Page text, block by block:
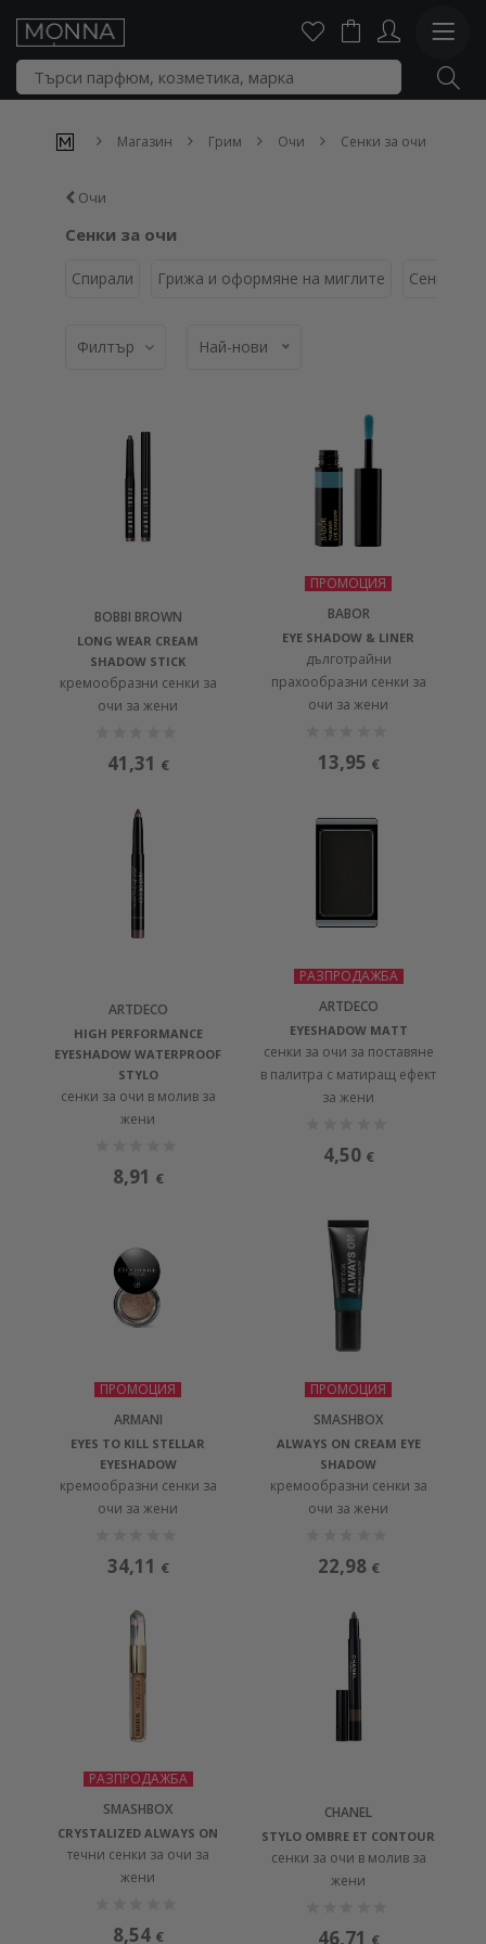
Магазин Грим Очи Сенки за очи
Очи
Сенки за очи
Спирали Грижа и оформяне на миглите Сенки за
Филтър Най-нови
BOBBI BROWN
LONG WEAR CREAM
SHADOW STICK
кремообразни сенки за
очи за жени
41,31 €
ПРОМОЦИЯ
BABOR
EYE SHADOW & LINER
дълготрайни
прахообразни сенки за
очи за жени
13,95 €
ARTDECO
HIGH PERFORMANCE
EYESHADOW WATERPROOF
STYLO
сенки за очи в молив за
жени
8,91 €
РАЗПРОДАЖБА
ARTDECO
EYESHADOW MATT
сенки за очи за поставяне
в палитра с матиращ ефект
за жени
4,50 €
ПРОМОЦИЯ
ARMANI
EYES TO KILL STELLAR
EYESHADOW
кремообразни сенки за
очи за жени
34,11 €
ПРОМОЦИЯ
SMASHBOX
ALWAYS ON CREAM EYE
SHADOW
кремообразни сенки за
очи за жени
22,98 €
РАЗПРОДАЖБА
SMASHBOX
CRYSTALIZED ALWAYS ON
течни сенки за очи за
жени
8,54 €
CHANEL
STYLO OMBRE ET CONTOUR
сенки за очи в молив за
жени
46,71 €